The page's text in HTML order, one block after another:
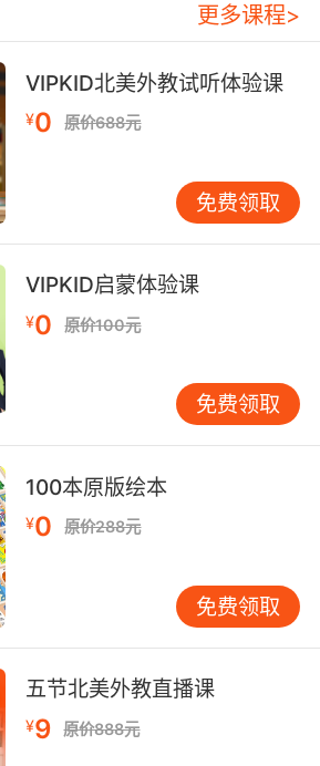
graceless, shameless
有风度 没有羞耻的蛮人
no support, none but traitors
她... 除了 那些叛国者跟野蛮人
into your hands like a
是野蛮人一样
barbarians like you.
这样的野蛮人的看法
更多课程>
VIPKID北美外教试听体验课
¥0 原价688元
免费领取
VIPKID启蒙体验课
¥0 原价100元
免费领取
100本原版绘本
¥0 原价288元
免费领取
五节北美外教直播课
¥9 原价888元